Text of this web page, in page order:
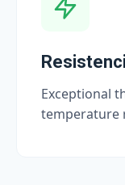
Exceptional
temperature